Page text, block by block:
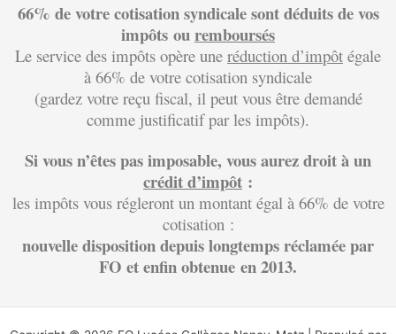
66% de votre cotisation syndicale sont déduits de vos
impôts ouremboursés
Le service des impôts opère une réduction d’impôt égale
à 66% de votre cotisation syndicale
(gardez votre reçu fiscal, il peut vous être demandé
comme justificatif par les impôts).
Si vous n’êtes pas imposable, vous aurez droit à un
crédit d’impôt :
les impôts vous régleront un montant égal à 66% de votre
cotisation :
nouvelle disposition depuis longtemps réclamée par
FO et enfin obtenue en 2013.